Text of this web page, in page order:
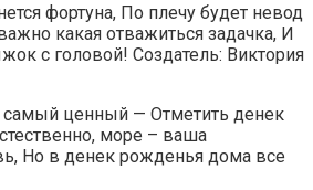
фортуна, По плечу будет невод
какая отважиться задачка, И
с головой! Создатель: Виктория
ценный — Отметить денек
море – ваша
Но в денек рожденья дома все